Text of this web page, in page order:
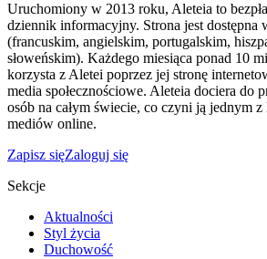
Uruchomiony w 2013 roku, Aleteia to
dziennik informacyjny. Strona jest dostępna
(francuskim, angielskim, portugalskim,
słoweńskim). Każdego miesiąca ponad 10
korzysta z Aletei poprzez jej stronę
media społecznościowe. Aleteia dociera do
osób na całym świecie, co czyni ją jednym
mediów online.
Zapisz sięZaloguj się
Sekcje
Aktualności
Styl życia
Duchowość